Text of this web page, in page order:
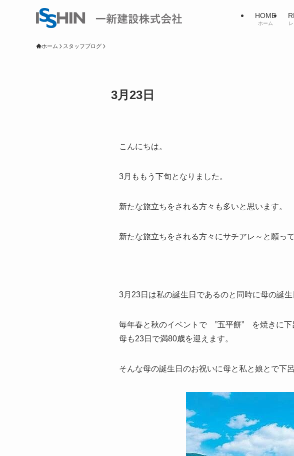
HOME
ホーム
ホーム スタッフブログ
3月23日
こんにちは。
3月ももう下旬となりました。
新たな旅立ちをされる方々も多いと思います。
新たな旅立ちをされる方々にサチアレ～と願っ
3月23日は私の誕生日であるのと同時に母の誕生
毎年春と秋のイベントで ”五平餅” を焼きに下
母も23日で満80歳を迎えます。
そんな母の誕生日のお祝いに母と私と娘とで下